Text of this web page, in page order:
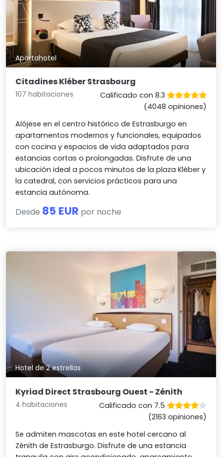
Apartahotel
Citadines Kléber Strasbourg
107 habitaciones
Calificado con 8.3
(4048 opiniones)
Alójese en el centro histórico de Estrasburgo en
apartamentos modernos y funcionales, equipados
con cocina y espacios de vida adaptados para
estancias cortas o prolongadas. Disfrute de una
ubicación ideal a pocos minutos de la plaza Kléber y
la catedral, con servicios prácticos para una
estancia autónoma.
Desde 85 EUR por noche
Hotel de 2 estrellas
Kyriad Direct Strasbourg Ouest - Zénith
4 habitaciones
Calificado con 7.5
(2163 opiniones)
Se admiten mascotas en este hotel cercano al
Zénith de Estrasburgo. Disfrute de una estancia